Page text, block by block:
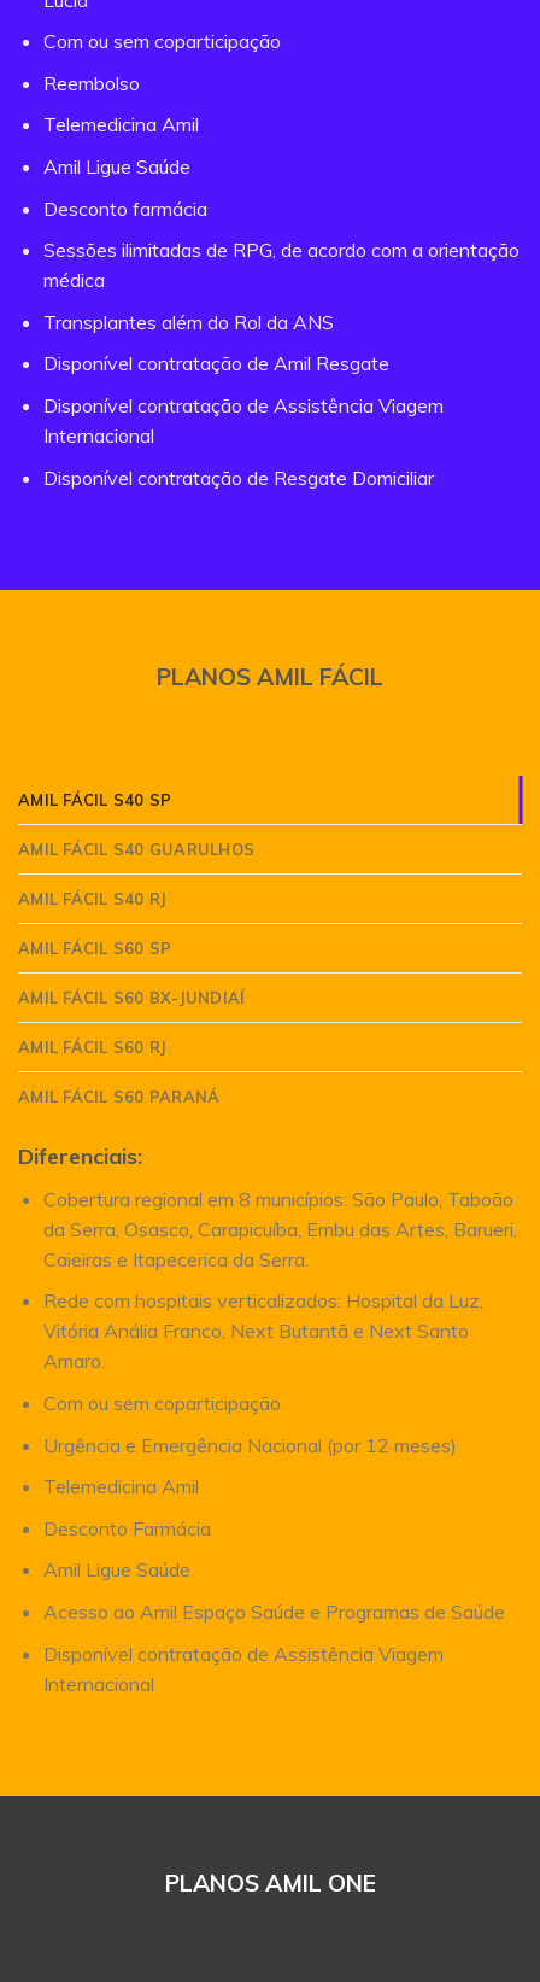
Com ou sem coparticipação
Reembolso
Telemedicina Amil
Amil Ligue Saúde
Desconto farmácia
Sessões ilimitadas de RPG, de acordo com a orientação
médica
Transplantes além do Rol da ANS
Disponível contratação de Amil Resgate
Disponível contratação de Assistência Viagem
Internacional
Disponível contratação de Resgate Domiciliar
PLANOS AMIL FÁCIL
AMIL FÁCIL S40 SP
AMIL FÁCIL S40 GUARULHOS
AMIL FÁCIL S40 RJ
AMIL FÁCIL S60 SP
AMIL FÁCIL S60 BX-JUNDIAÍ
AMIL FÁCIL S60 RJ
AMIL FÁCIL S60 PARANÁ
Diferenciais:
Cobertura regional em 8 municípios: São Paulo, Taboão
da Serra, Osasco, Carapicuíba, Embu das Artes, Barueri,
Caieiras e Itapecerica da Serra.
Rede com hospitais verticalizados: Hospital da Luz,
Vitória Anália Franco, Next Butantã e Next Santo
Amaro.
Com ou sem coparticipação
Urgência e Emergência Nacional (por 12 meses)
Telemedicina Amil
Desconto Farmácia
Amil Ligue Saúde
Acesso ao Amil Espaço Saúde e Programas de Saúde
Disponível contratação de Assistência Viagem
Internacional
PLANOS AMIL ONE